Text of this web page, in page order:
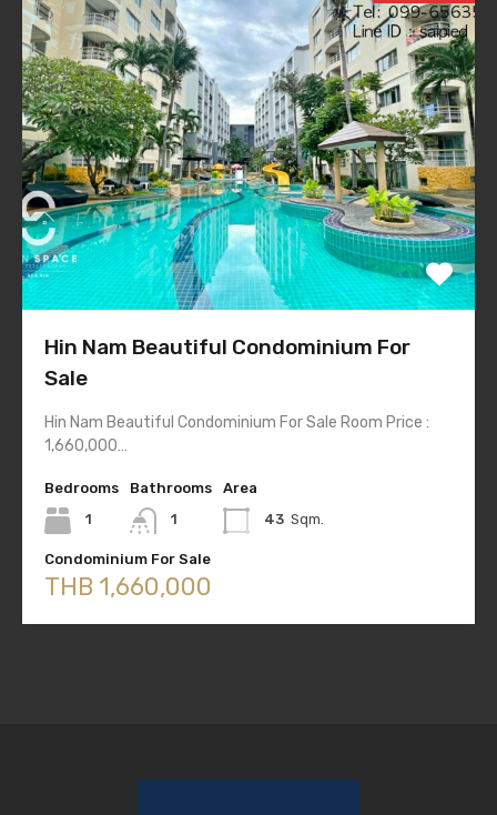
Hin Nam Beautiful Condominium For
Sale
Hin Nam Beautiful Condominium For Sale Room Price :
1,660,000…
Bedrooms
1
Bathrooms
1
Area
43 Sqm.
Condominium For Sale
THB 1,660,000